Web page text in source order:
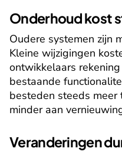
Onderhoud kost
Oudere systemen zijn
Kleine wijzigingen
ontwikkelaars
bestaande
besteden steeds meer
minder aan
Veranderingen